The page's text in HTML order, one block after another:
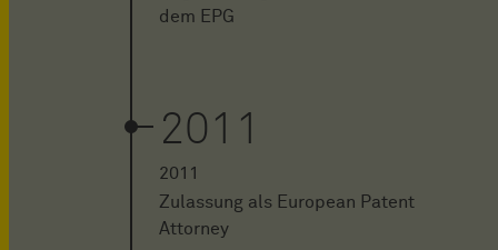
dem EPG
2011
2011
Zulassung als European Patent
Attorney